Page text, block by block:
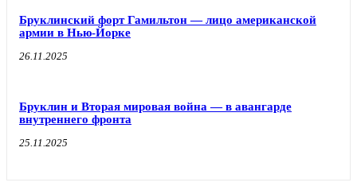
Бруклинский форт Гамильтон — лицо американской
армии в Нью-Йорке
26.11.2025
Бруклин и Вторая мировая война — в авангарде
внутреннего фронта
25.11.2025